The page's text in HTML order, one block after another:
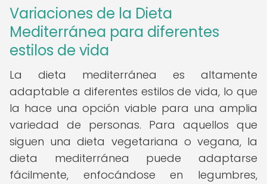
Variaciones de la Dieta
Mediterránea para diferentes
estilos de vida
La dieta mediterránea es altamente
adaptable a diferentes estilos de vida, lo que
la hace una opción viable para una amplia
variedad de personas. Para aquellos que
siguen una dieta vegetariana o vegana, la
dieta mediterránea puede adaptarse
fácilmente, enfocándose en legumbres,